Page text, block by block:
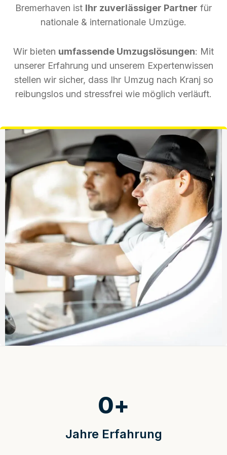
Bremerhaven ist Ihr zuverlässiger Partner für
nationale & internationale Umzüge.
Wir bieten umfassende Umzugslösungen: Mit
unserer Erfahrung und unserem Expertenwissen
stellen wir sicher, dass Ihr Umzug nach Kranj so
reibungslos und stressfrei wie möglich verläuft.
Jahre Erfahrung
0+